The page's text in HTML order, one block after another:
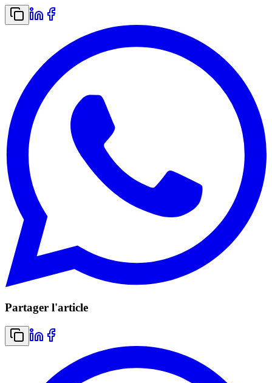
Partager l'article